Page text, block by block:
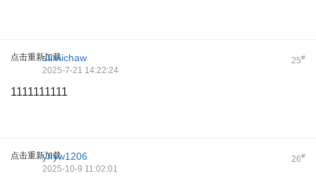
点击重新加载 25#
sumichaw
2025-7-21 14:22:24
1111111111
点击重新加载 26#
ynyw1206
2025-10-9 11:02:01